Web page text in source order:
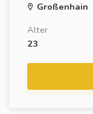
Großenhain
Alter
23